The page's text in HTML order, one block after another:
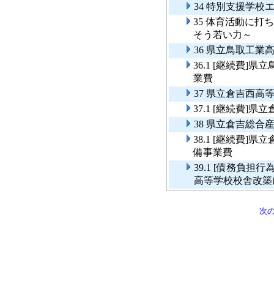
34 特別支援学校
35 体育活動に打
そう若い力～
36 県立鳥取工業
36.1 [継続費]県立
業費
37 県立倉吉西高
37.1 [継続費]県立
38 県立倉吉総合
38.1 [継続費]県立
備事業費
39.1 [債務負担行
高等学校校舎改
次